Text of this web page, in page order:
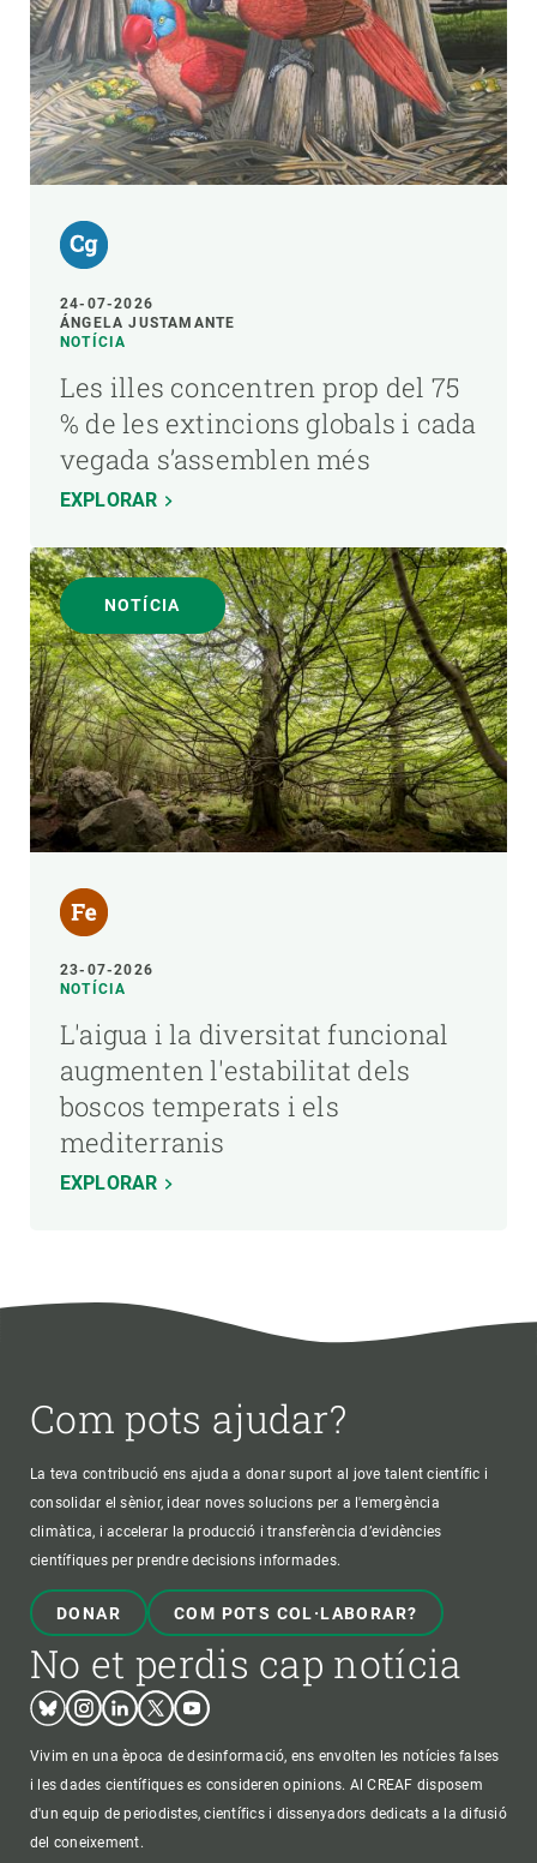
24-07-2026
ÁNGELA JUSTAMANTE
NOTÍCIA
Les illes concentren prop del 75
% de les extincions globals i cada
vegada s’assemblen més
EXPLORAR
NOTÍCIA
23-07-2026
NOTÍCIA
L'aigua i la diversitat funcional
augmenten l'estabilitat dels
boscos temperats i els
mediterranis
EXPLORAR
Com pots ajudar?
La teva contribució ens ajuda a donar suport al jove talent científic i
consolidar el sènior, idear noves solucions per a l'emergència
climàtica, i accelerar la producció i transferència d’evidències
científiques per prendre decisions informades.
DONAR COM POTS COL·LABORAR?
No et perdis cap notícia
BlueskyInstagram
LinkedinTwitterYoutube
Vivim en una època de desinformació, ens envolten les notícies falses
i les dades científiques es consideren opinions. Al CREAF disposem
d'un equip de periodistes, científics i dissenyadors dedicats a la difusió
del coneixement.